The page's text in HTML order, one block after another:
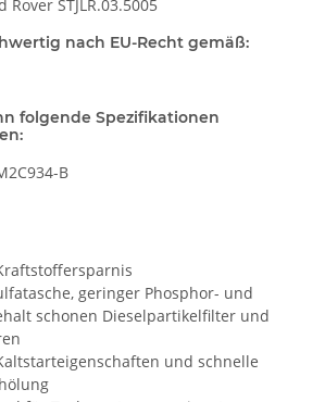
Rover STJLR.03.5005
nach EU-Recht gemäß:
folgende Spezifikationen
B
geringer Phosphor- und
schonen Dieselpartikelfilter und
und schnelle